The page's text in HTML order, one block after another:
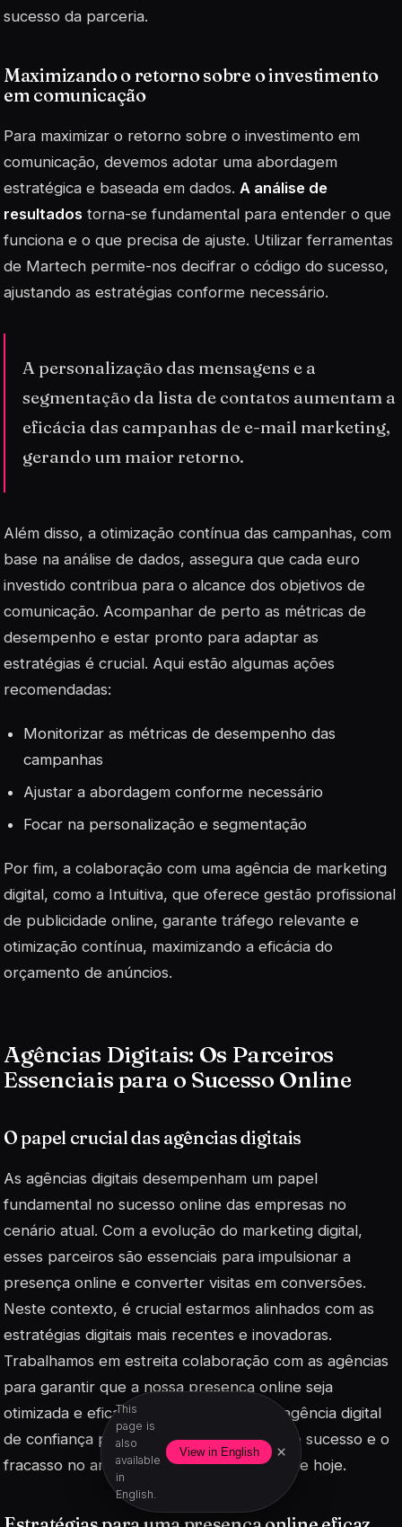
This
page is
also
available
in
English.
View in English ×
sucesso da parceria.
Maximizando o retorno sobre o investimento
em comunicação
Para maximizar o retorno sobre o investimento em
comunicação, devemos adotar uma abordagem
estratégica e baseada em dados. A análise de
resultados torna-se fundamental para entender o que
funciona e o que precisa de ajuste. Utilizar ferramentas
de Martech permite-nos decifrar o código do sucesso,
ajustando as estratégias conforme necessário.
A personalização das mensagens e a
segmentação da lista de contatos aumentam a
eficácia das campanhas de e-mail marketing,
gerando um maior retorno.
Além disso, a otimização contínua das campanhas, com
base na análise de dados, assegura que cada euro
investido contribua para o alcance dos objetivos de
comunicação. Acompanhar de perto as métricas de
desempenho e estar pronto para adaptar as
estratégias é crucial. Aqui estão algumas ações
recomendadas:
Monitorizar as métricas de desempenho das
campanhas
Ajustar a abordagem conforme necessário
Focar na personalização e segmentação
Por fim, a colaboração com uma agência de marketing
digital, como a Intuitiva, que oferece gestão profissional
de publicidade online, garante tráfego relevante e
otimização contínua, maximizando a eficácia do
orçamento de anúncios.
Agências Digitais: Os Parceiros
Essenciais para o Sucesso Online
O papel crucial das agências digitais
As agências digitais desempenham um papel
fundamental no sucesso online das empresas no
cenário atual. Com a evolução do marketing digital,
esses parceiros são essenciais para impulsionar a
presença online e converter visitas em conversões.
Neste contexto, é crucial estarmos alinhados com as
estratégias digitais mais recentes e inovadoras.
Trabalhamos em estreita colaboração com as agências
para garantir que a nossa presença online seja
otimizada e eficaz. A parceria com uma agência digital
de confiança pode ser a diferença entre o sucesso e o
fracasso no ambiente digital competitivo de hoje.